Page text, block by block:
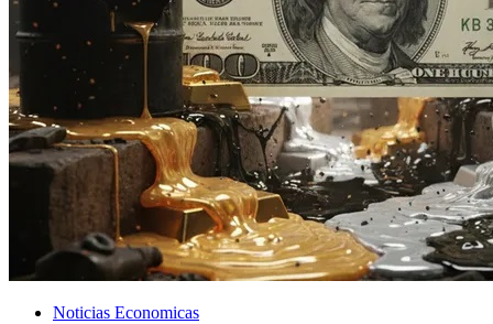
Noticias Economicas